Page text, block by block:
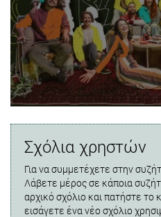
Σχόλια χρηστών
Για να συμμετέχετε στην
Λάβετε μέρος σε κάποια
αρχικό σχόλιο και πατήστε το
εισάγετε ένα νέο σχόλιο